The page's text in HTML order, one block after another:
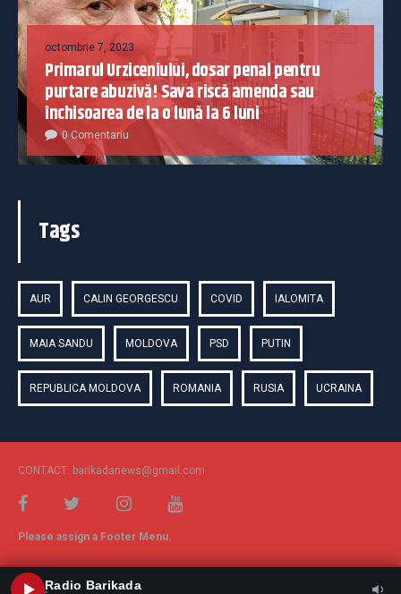
octombrie 7, 2023
Primarul Urziceniului, dosar penal pentru
purtare abuzivă! Sava riscă amenda sau
închisoarea de la o lună la 6 luni
0 Comentariu
Tags
AUR CALIN GEORGESCU COVID IALOMITA
MAIA SANDU MOLDOVA PSD PUTIN
REPUBLICA MOLDOVA ROMANIA RUSIA UCRAINA
CONTACT: barikadanews@gmail.com
Please assign a Footer Menu.
Radio Barikada